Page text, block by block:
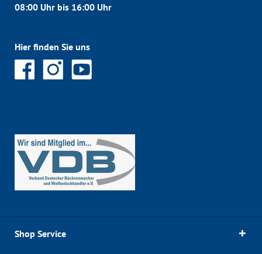
08:00 Uhr bis 16:00 Uhr
Hier finden Sie uns
Shop Service